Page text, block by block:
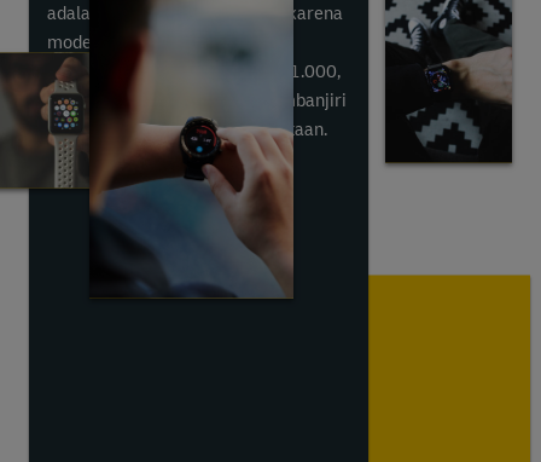
adalah pemimpin pasar, tetapi karena
model terbaru mereka dapat
dikenakan biaya lebih dari US$1.000,
alternatif yang terjangkau membanjiri
pasar untuk memenuhi permintaan.